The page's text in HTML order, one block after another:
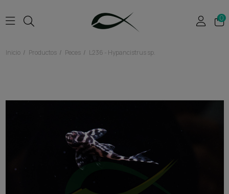
0
Inicio Productos Peces L236 - Hypancistrus sp.